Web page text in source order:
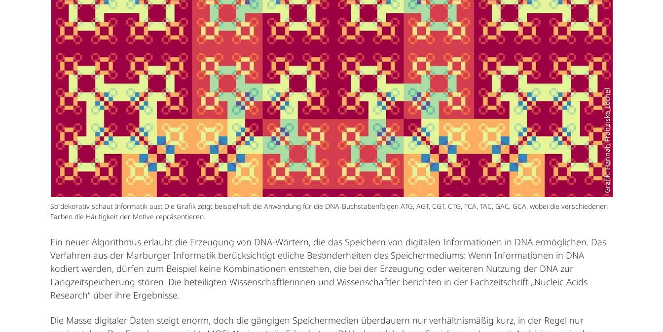
Grafik: Hannah Franziska Löchel
So dekorativ schaut Informatik aus: Die Grafik zeigt beispielhaft die Anwendung für die DNA-Buchstabenfolgen ATG, AGT, CGT, CTG, TCA, TAC, GAC, GCA, wobei die verschiedenen
Farben die Häufigkeit der Motive repräsentieren.
Ein neuer Algorithmus erlaubt die Erzeugung von DNA-Wörtern, die das Speichern von digitalen Informationen in DNA ermöglichen. Das
Verfahren aus der Marburger Informatik berücksichtigt etliche Besonderheiten des Speichermediums: Wenn Informationen in DNA
kodiert werden, dürfen zum Beispiel keine Kombinationen entstehen, die bei der Erzeugung oder weiteren Nutzung der DNA zur
Langzeitspeicherung stören. Die beteiligten Wissenschaftlerinnen und Wissenschaftler berichten in der Fachzeitschrift „Nucleic Acids
Research“ über ihre Ergebnisse.
Die Masse digitaler Daten steigt enorm, doch die gängigen Speichermedien überdauern nur verhältnismäßig kurz, in der Regel nur